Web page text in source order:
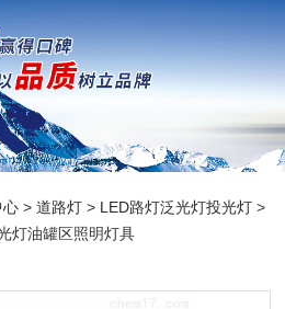
心 >道路灯 > LED路灯泛光灯投光灯 >
灯油罐区照明灯具